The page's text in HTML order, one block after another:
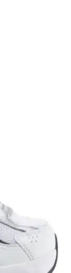
spor ve
şıklığı bir araya
Günlük
ve konforu bir
modelleriyle,
ve NEW